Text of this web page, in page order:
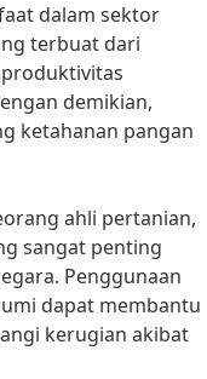
dalam sektor
terbuat dari
demikian,
ketahanan pangan
ahli pertanian,
sangat penting
Penggunaan
dapat membantu
kerugian akibat